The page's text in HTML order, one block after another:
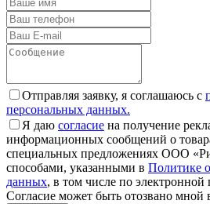
Отправляя заявку, я соглашаюсь с
персональных данных.
Я даю согласие на получение
информационных сообщений о
специальных предложениях ООО
способами, указанными в Политике
данных, в том числе по электронной
Согласие может быть отозвано